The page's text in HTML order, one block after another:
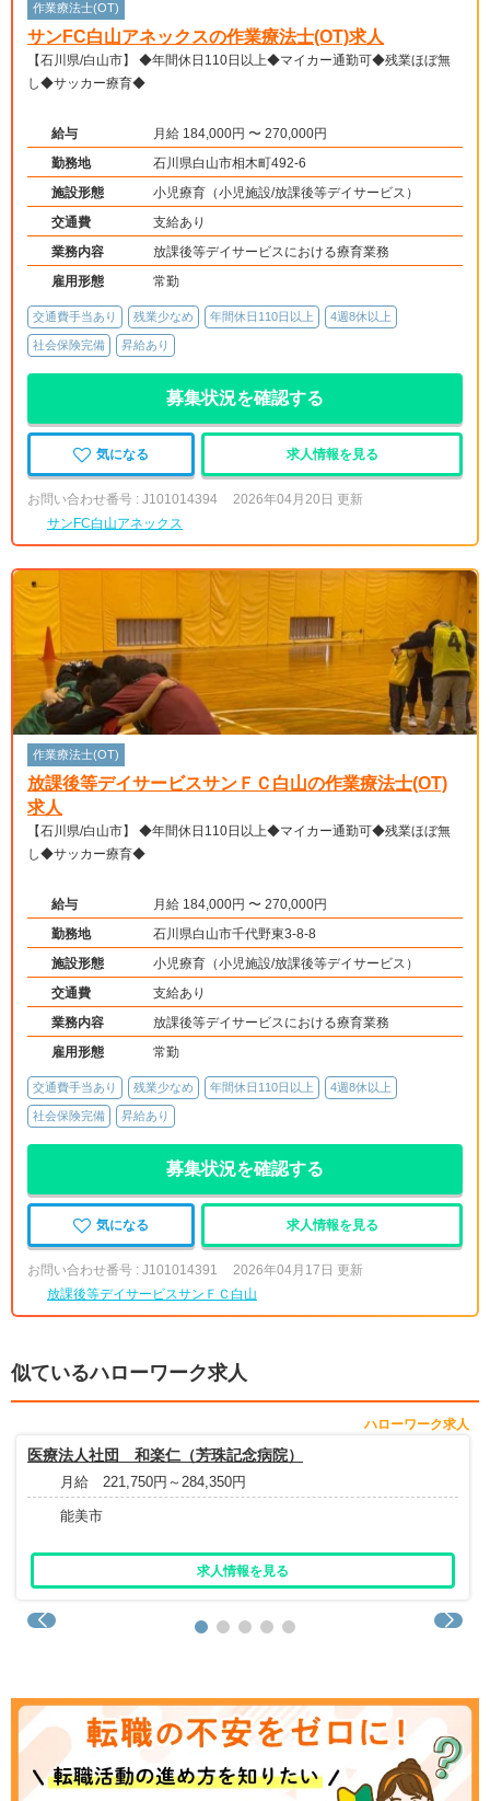
作業療法士(OT)
サンFC白山アネックスの作業療法士(OT)求人
【石川県/白山市】 ◆年間休日110日以上◆マイカー通勤可◆残業ほぼ無
し◆サッカー療育◆
給与
月給 184,000円 〜 270,000円
勤務地
石川県白山市相木町492-6
施設形態
小児療育（小児施設/放課後等デイサービス）
交通費
支給あり
業務内容
放課後等デイサービスにおける療育業務
雇用形態
常勤
交通費手当あり 残業少なめ 年間休日110日以上 4週8休以上
社会保険完備 昇給あり
募集状況を確認する
気になる 求人情報を見る
お問い合わせ番号 : J101014394
2026年04月20日 更新
サンFC白山アネックス
作業療法士(OT)
放課後等デイサービスサンＦＣ白山の作業療法士(OT)
求人
【石川県/白山市】 ◆年間休日110日以上◆マイカー通勤可◆残業ほぼ無
し◆サッカー療育◆
給与
月給 184,000円 〜 270,000円
勤務地
石川県白山市千代野東3-8-8
施設形態
小児療育（小児施設/放課後等デイサービス）
交通費
支給あり
業務内容
放課後等デイサービスにおける療育業務
雇用形態
常勤
交通費手当あり 残業少なめ 年間休日110日以上 4週8休以上
社会保険完備 昇給あり
募集状況を確認する
気になる 求人情報を見る
お問い合わせ番号 : J101014391
2026年04月17日 更新
放課後等デイサービスサンＦＣ白山
似ているハローワーク求人
ハローワーク求人
医療法人社団 和楽仁（芳珠記念病院）
月給 221,750円～284,350円
能美市
求人情報を見る